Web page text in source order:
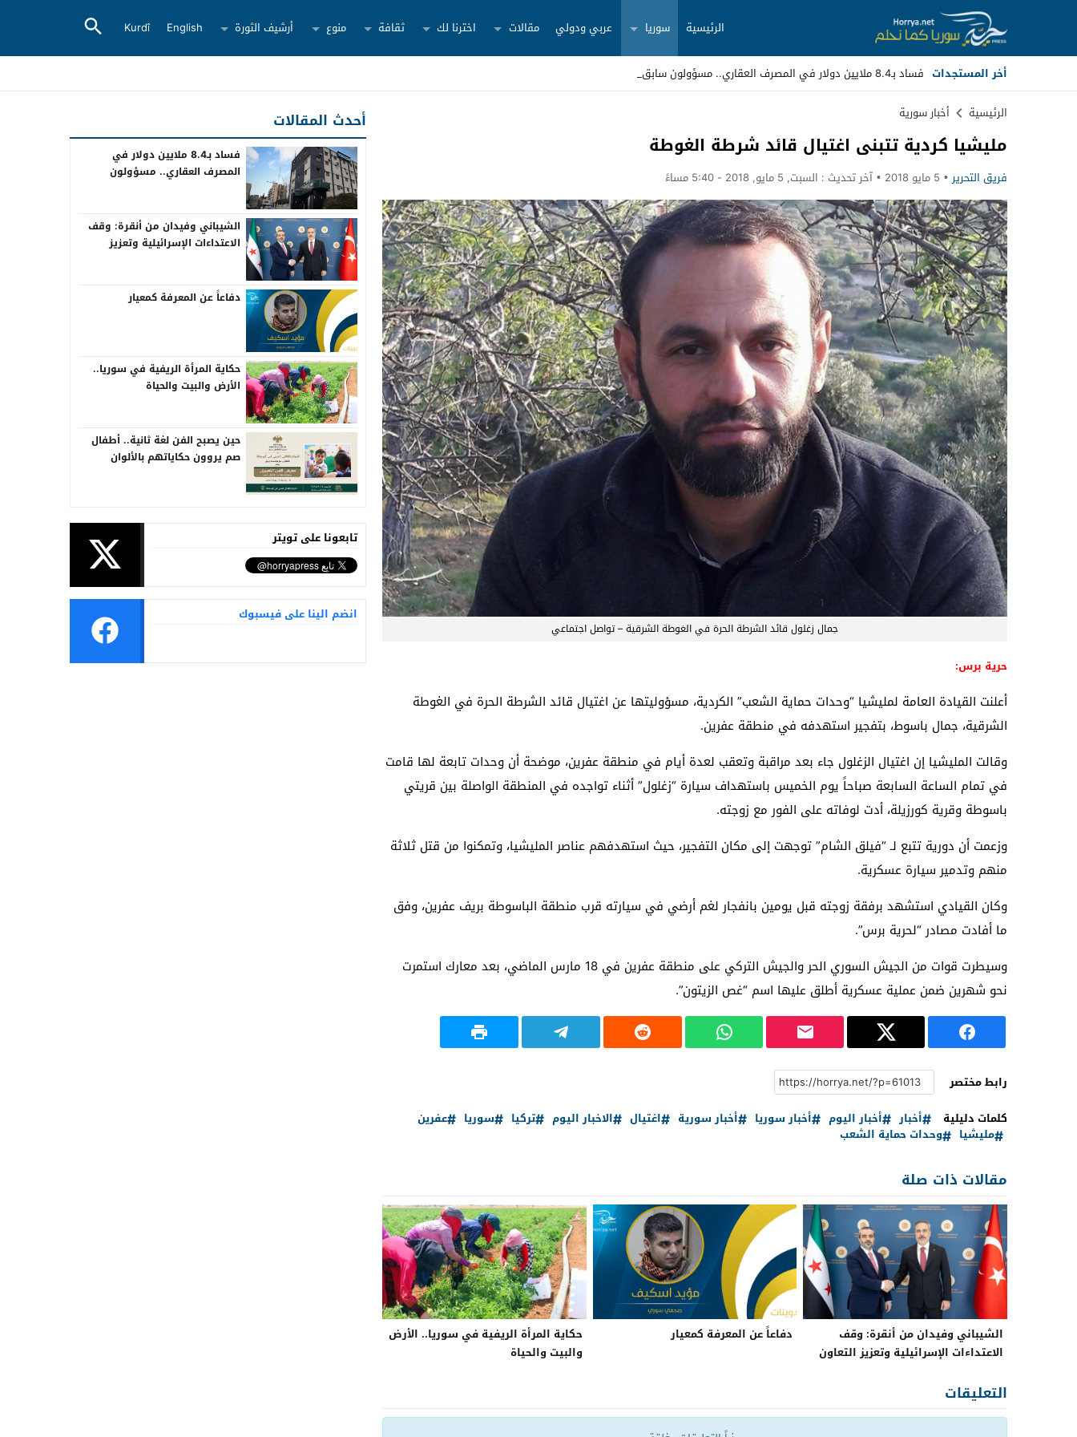
الرئيسية سوريا عربي ودولي مقالات اخترنا لك ثقافة منوع أرشيف الثورة English
Kurdî
أخر المستجدات فساد بـ8.4 ملايين دولار في المصرف العقاري.. مسؤولون سابقون أمام _
Stop
Previous
Next
الرئيسية أخبار سورية
مليشيا كردية تتبنى اغتيال قائد شرطة الغوطة
فريق التحرير 5 مايو 2018 آخر تحديث : السبت, 5 مايو, 2018 - 5:40 مساءً
جمال زغلول قائد الشرطة الحرة في الغوطة الشرقية – تواصل اجتماعي
حرية برس:
أعلنت القيادة العامة لمليشيا “وحدات حماية الشعب” الكردية، مسؤوليتها عن اغتيال قائد الشرطة الحرة في الغوطة
الشرقية، جمال باسوط، بتفجير استهدفه في منطقة عفرين.
وقالت المليشيا إن اغتيال الزغلول جاء بعد مراقبة وتعقب لعدة أيام في منطقة عفرين، موضحة أن وحدات تابعة لها قامت
في تمام الساعة السابعة صباحاً يوم الخميس باستهداف سيارة “زغلول” أثناء تواجده في المنطقة الواصلة بين قريتي
باسوطة وقرية كورزيلة، أدت لوفاته على الفور مع زوجته.
وزعمت أن دورية تتبع لـ “فيلق الشام” توجهت إلى مكان التفجير، حيث استهدفهم عناصر المليشيا، وتمكنوا من قتل ثلاثة
منهم وتدمير سيارة عسكرية.
وكان القيادي استشهد برفقة زوجته قبل يومين بانفجار لغم أرضي في سيارته قرب منطقة الباسوطة بريف عفرين، وفق
ما أفادت مصادر “لحرية برس”.
وسيطرت قوات من الجيش السوري الحر والجيش التركي على منطقة عفرين في 18 مارس الماضي، بعد معارك استمرت
نحو شهرين ضمن عملية عسكرية أطلق عليها اسم “غص الزيتون”.
رابط مختصر
كلمات دليلية
أخبار أخبار اليوم أخبار سوريا أخبار سورية اغتيال الاخبار اليوم تركيا سوريا
عفرين
مليشيا
وحدات حماية الشعب
مقالات ذات صلة
الشيباني وفيدان من أنقرة: وقف
الاعتداءات الإسرائيلية وتعزيز التعاون
دفاعاً عن المعرفة كمعيار
حكاية المرأة الريفية في سوريا.. الأرض
والبيت والحياة
التعليقات
أحدث المقالات
فساد بـ8.4 ملايين دولار في
المصرف العقاري.. مسؤولون
الشيباني وفيدان من أنقرة: وقف
الاعتداءات الإسرائيلية وتعزيز
دفاعاً عن المعرفة كمعيار
حكاية المرأة الريفية في سوريا..
الأرض والبيت والحياة
حين يصبح الفن لغة ثانية.. أطفال
صم يروون حكاياتهم بالألوان
انضم الينا على فيسبوك
تابعونا على تويتر